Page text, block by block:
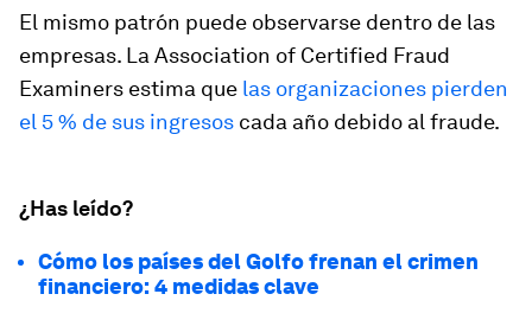
El mismo patrón puede observarse dentro de las
empresas. La Association of Certified Fraud
Examiners estima que las organizaciones pierden
el 5 % de sus ingresos cada año debido al fraude.
¿Has leído?
Cómo los países del Golfo frenan el crimen
financiero: 4 medidas clave